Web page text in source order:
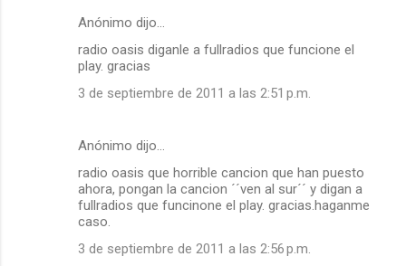
Anónimo dijo…
radio oasis diganle a fullradios que funcione el
play. gracias
3 de septiembre de 2011 a las 2:51 p.m.
Anónimo dijo…
radio oasis que horrible cancion que han puesto
ahora, pongan la cancion ´´ven al sur´´ y digan a
fullradios que funcinone el play. gracias.haganme
caso.
3 de septiembre de 2011 a las 2:56 p.m.